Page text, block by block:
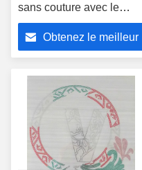
sans couture avec le
papier 1500mm de
libérationObtenez le meilleur